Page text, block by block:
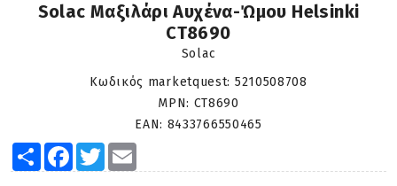
Solac Μαξιλάρι Αυχένα-Ώμου Helsinki
CT8690
Solac
Κωδικός marketquest: 5210508708
MPN: CT8690
EAN: 8433766550465
Share Facebook
Twitter